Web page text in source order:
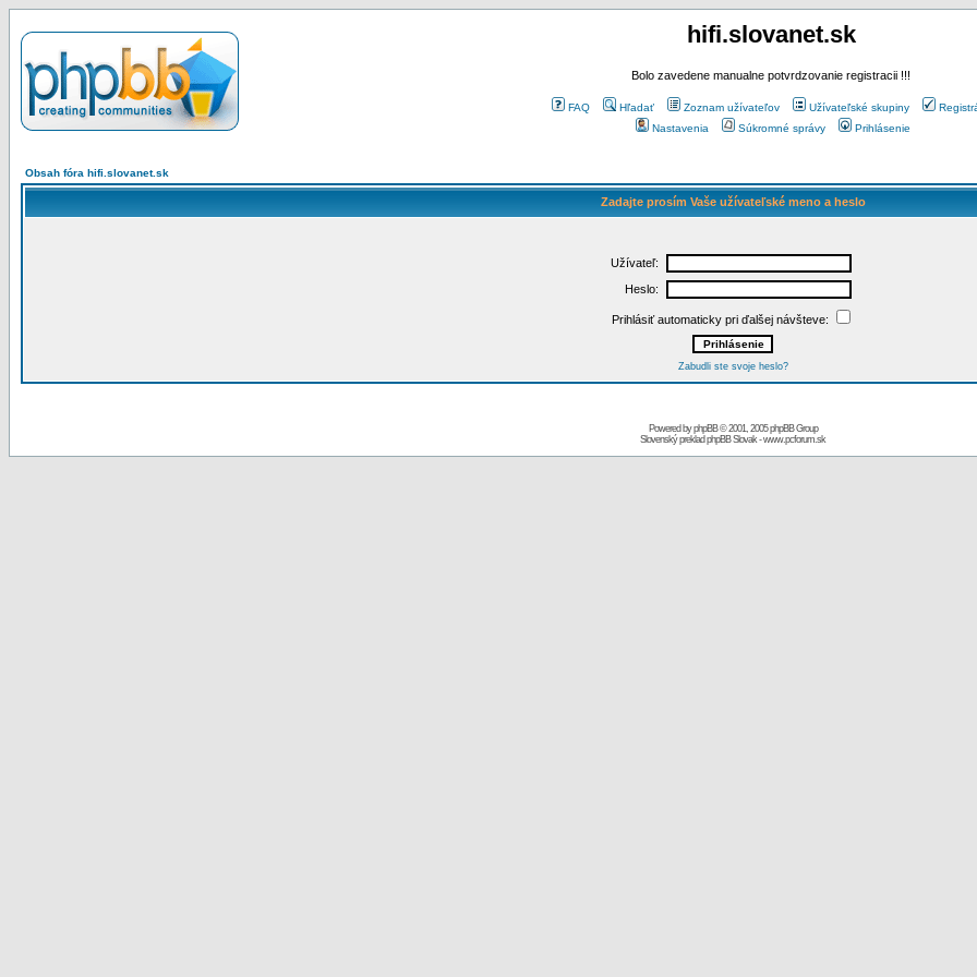
hifi.slovanet.sk
Bolo zavedene manualne potvrdzovanie registracii !!!
FAQ Hľadať Zoznam užívateľov Užívateľské skupiny
Nastavenia
Súkromné správy Prihlásenie
Obsah fóra hifi.slovanet.sk
Zadajte prosím Vaše užívateľské meno a heslo
Užívateľ:
Heslo:
Prihlásiť automaticky pri ďalšej návšteve:
Zabudli ste svoje heslo?
Powered byphpBB© 2001, 2005 phpBB Group
Slovenský preklad phpBB Slovak-www.pcforum.sk